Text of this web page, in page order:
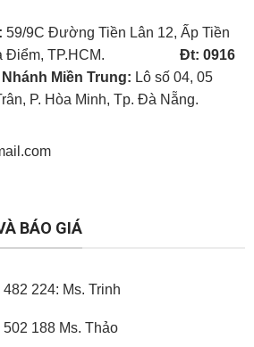
59/9C Đường Tiền Lân 12, Ấp Tiền
Điểm, TP.HCM.
Đt: 0916
Miền Trung: Lô số 04, 05
P. Hòa Minh, Tp. Đà Nẵng.
BÁO GIÁ
224: Ms. Trinh
188 Ms. Thảo